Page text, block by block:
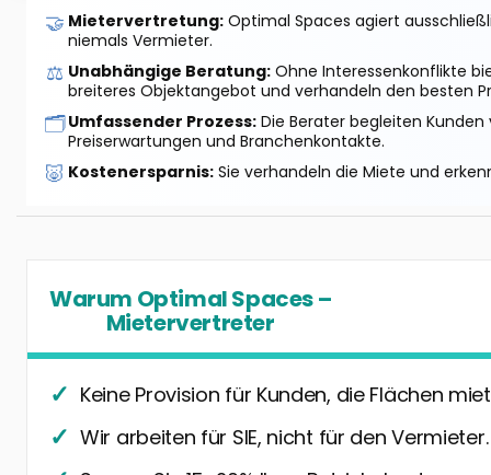
🤝 Mietervertretung: Optimal Spaces agiert
niemals Vermieter.
⚖️ Unabhängige Beratung: Ohne Interessenkonflikte
breiteres Objektangebot und verhandeln den besten
🗂️Umfassender Prozess: Die Berater begleiten Kunden
Preiserwartungen und Branchenkontakte.
🐷 Kostenersparnis: Sie verhandeln die Miete und
Warum Optimal Spaces –
Mietervertreter
Keine Provision für Kunden, die Flächen
Wir arbeiten für SIE, nicht für den Vermieter.